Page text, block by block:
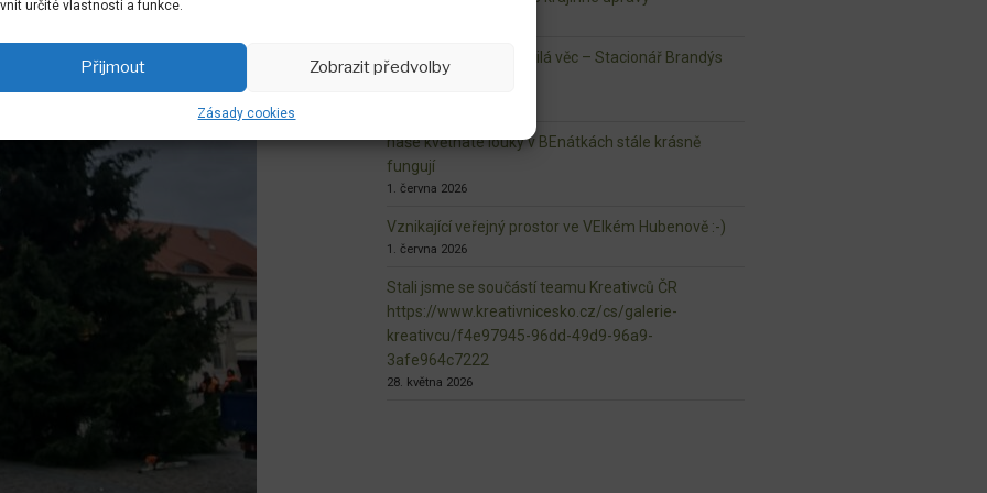
určité vlastnosti a funkce.
Přijmout Zobrazit předvolby
Zásady cookies
dokončovaná malá milá věc – Stacionář Brandýs
naše květnaté louky v BEnátkách stále krásně
fungují
1. června 2026
Vznikající veřejný prostor ve VElkém Hubenově :-)
1. června 2026
Stali jsme se součástí teamu Kreativců ČR
https://www.kreativnicesko.cz/cs/galerie-
kreativcu/f4e97945-96dd-49d9-96a9-
3afe964c7222
28. května 2026